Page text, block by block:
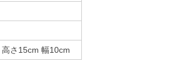
さ15cm 幅10cm